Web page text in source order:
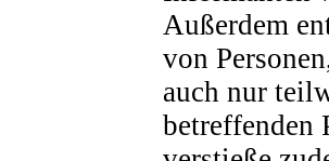
Außerdem
von
auch nur
betreffenden